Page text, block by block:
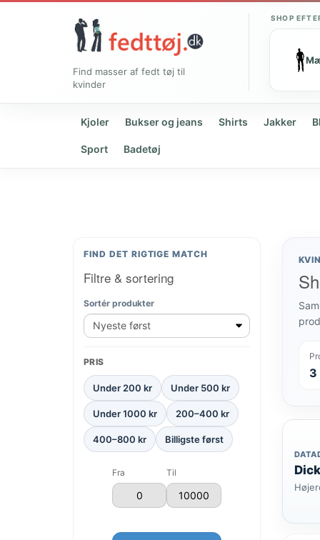
Find masser af fedt tøj til
kvinder
SHOP
Kjoler Bukser og jeans Shirts Jakker
Sport Badetøj
FIND DET RIGTIGE MATCH
Filtre & sortering
Sortér produkter
PRIS
Under 200 kr Under 500 kr
Under 1000 kr 200–400 kr
400–800 kr Billigste først
Fra Til
3